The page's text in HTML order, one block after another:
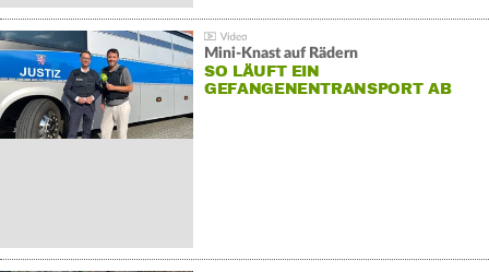
Mini-Knast auf Rädern
SO LÄUFT EIN
GEFANGENENTRANSPORT AB